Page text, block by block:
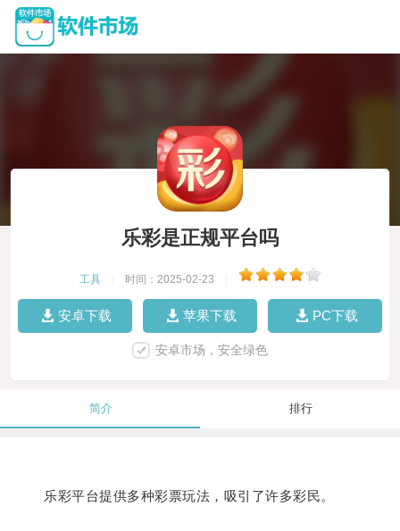
乐彩是正规平台吗
工具 时间：2025-02-23
安卓下载 苹果下载 PC下载
安卓市场，安全绿色
简介 排行
乐彩平台提供多种彩票玩法，吸引了许多彩民。